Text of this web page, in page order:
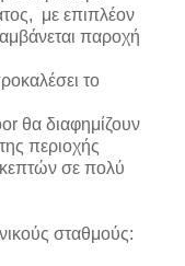
με επιπλέον
παροχή
το
θα διαφημίζουν
περιοχής
σε πολύ
σταθμούς: